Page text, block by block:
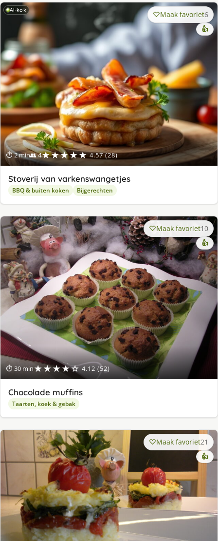
AI-kok
⏱ 2 min👥 4★★★★★ 4.57 (28)
Maak favoriet6
👍
Stoverij van varkenswangetjes
BBQ & buiten koken Bijgerechten
⏱ 30 min★★★★☆ 4.12 (52)
Maak favoriet10
👍
Chocolade muffins
Taarten, koek & gebak
Maak favoriet21
👍